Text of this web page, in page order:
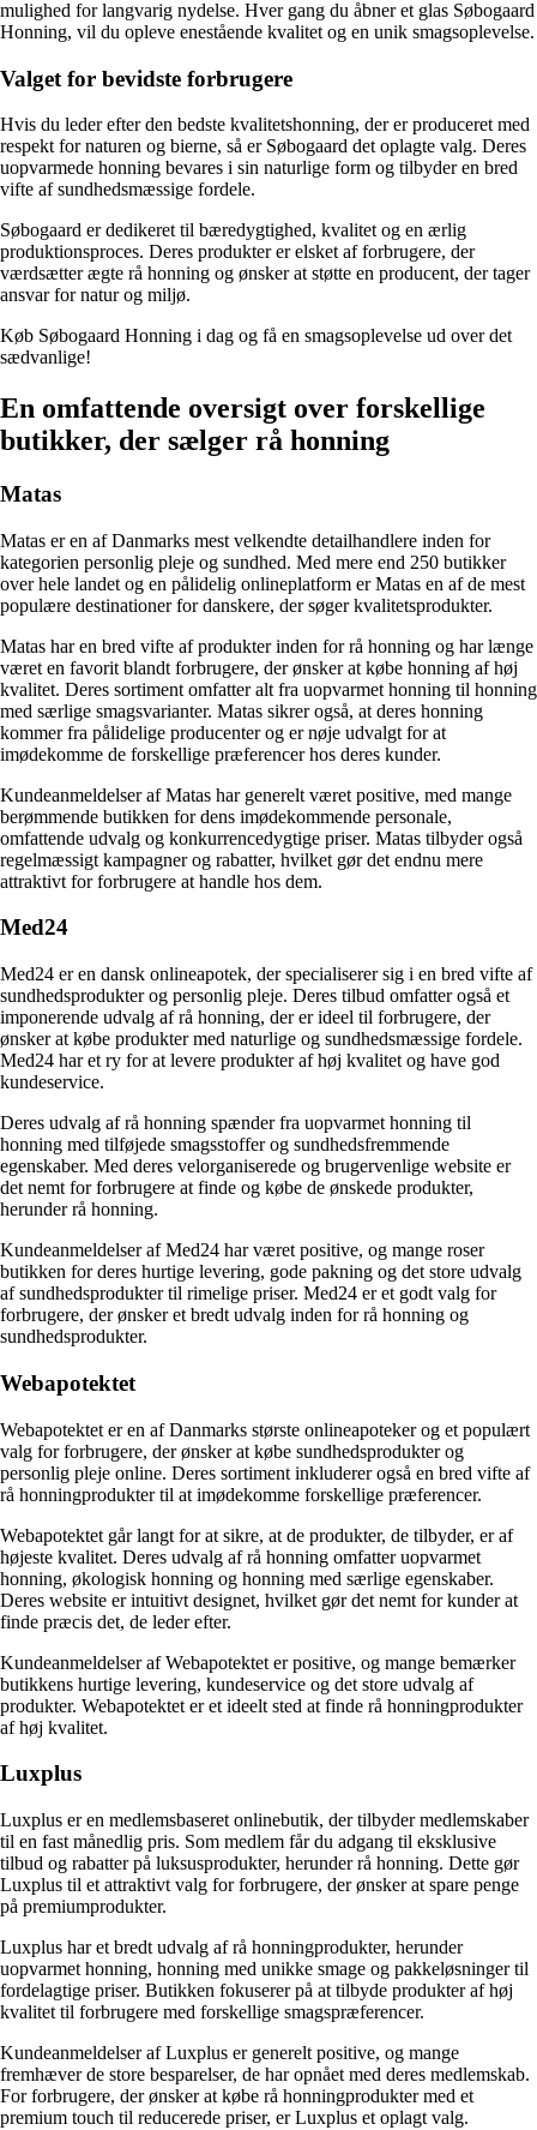
mulighed for langvarig nydelse. Hver gang du åbner et glas Søbogaard
Honning, vil du opleve enestående kvalitet og en unik smagsoplevelse.
Valget for bevidste forbrugere
Hvis du leder efter den bedste kvalitetshonning, der er produceret med
respekt for naturen og bierne, så er Søbogaard det oplagte valg. Deres
uopvarmede honning bevares i sin naturlige form og tilbyder en bred
vifte af sundhedsmæssige fordele.
Søbogaard er dedikeret til bæredygtighed, kvalitet og en ærlig
produktionsproces. Deres produkter er elsket af forbrugere, der
værdsætter ægte rå honning og ønsker at støtte en producent, der tager
ansvar for natur og miljø.
Køb Søbogaard Honning i dag og få en smagsoplevelse ud over det
sædvanlige!
En omfattende oversigt over forskellige
butikker, der sælger rå honning
Matas
Matas er en af Danmarks mest velkendte detailhandlere inden for
kategorien personlig pleje og sundhed. Med mere end 250 butikker
over hele landet og en pålidelig onlineplatform er Matas en af de mest
populære destinationer for danskere, der søger kvalitetsprodukter.
Matas har en bred vifte af produkter inden for rå honning og har længe
været en favorit blandt forbrugere, der ønsker at købe honning af høj
kvalitet. Deres sortiment omfatter alt fra uopvarmet honning til honning
med særlige smagsvarianter. Matas sikrer også, at deres honning
kommer fra pålidelige producenter og er nøje udvalgt for at
imødekomme de forskellige præferencer hos deres kunder.
Kundeanmeldelser af Matas har generelt været positive, med mange
berømmende butikken for dens imødekommende personale,
omfattende udvalg og konkurrencedygtige priser. Matas tilbyder også
regelmæssigt kampagner og rabatter, hvilket gør det endnu mere
attraktivt for forbrugere at handle hos dem.
Med24
Med24 er en dansk onlineapotek, der specialiserer sig i en bred vifte af
sundhedsprodukter og personlig pleje. Deres tilbud omfatter også et
imponerende udvalg af rå honning, der er ideel til forbrugere, der
ønsker at købe produkter med naturlige og sundhedsmæssige fordele.
Med24 har et ry for at levere produkter af høj kvalitet og have god
kundeservice.
Deres udvalg af rå honning spænder fra uopvarmet honning til
honning med tilføjede smagsstoffer og sundhedsfremmende
egenskaber. Med deres velorganiserede og brugervenlige website er
det nemt for forbrugere at finde og købe de ønskede produkter,
herunder rå honning.
Kundeanmeldelser af Med24 har været positive, og mange roser
butikken for deres hurtige levering, gode pakning og det store udvalg
af sundhedsprodukter til rimelige priser. Med24 er et godt valg for
forbrugere, der ønsker et bredt udvalg inden for rå honning og
sundhedsprodukter.
Webapotektet
Webapotektet er en af Danmarks største onlineapoteker og et populært
valg for forbrugere, der ønsker at købe sundhedsprodukter og
personlig pleje online. Deres sortiment inkluderer også en bred vifte af
rå honningprodukter til at imødekomme forskellige præferencer.
Webapotektet går langt for at sikre, at de produkter, de tilbyder, er af
højeste kvalitet. Deres udvalg af rå honning omfatter uopvarmet
honning, økologisk honning og honning med særlige egenskaber.
Deres website er intuitivt designet, hvilket gør det nemt for kunder at
finde præcis det, de leder efter.
Kundeanmeldelser af Webapotektet er positive, og mange bemærker
butikkens hurtige levering, kundeservice og det store udvalg af
produkter. Webapotektet er et ideelt sted at finde rå honningprodukter
af høj kvalitet.
Luxplus
Luxplus er en medlemsbaseret onlinebutik, der tilbyder medlemskaber
til en fast månedlig pris. Som medlem får du adgang til eksklusive
tilbud og rabatter på luksusprodukter, herunder rå honning. Dette gør
Luxplus til et attraktivt valg for forbrugere, der ønsker at spare penge
på premiumprodukter.
Luxplus har et bredt udvalg af rå honningprodukter, herunder
uopvarmet honning, honning med unikke smage og pakkeløsninger til
fordelagtige priser. Butikken fokuserer på at tilbyde produkter af høj
kvalitet til forbrugere med forskellige smagspræferencer.
Kundeanmeldelser af Luxplus er generelt positive, og mange
fremhæver de store besparelser, de har opnået med deres medlemskab.
For forbrugere, der ønsker at købe rå honningprodukter med et
premium touch til reducerede priser, er Luxplus et oplagt valg.